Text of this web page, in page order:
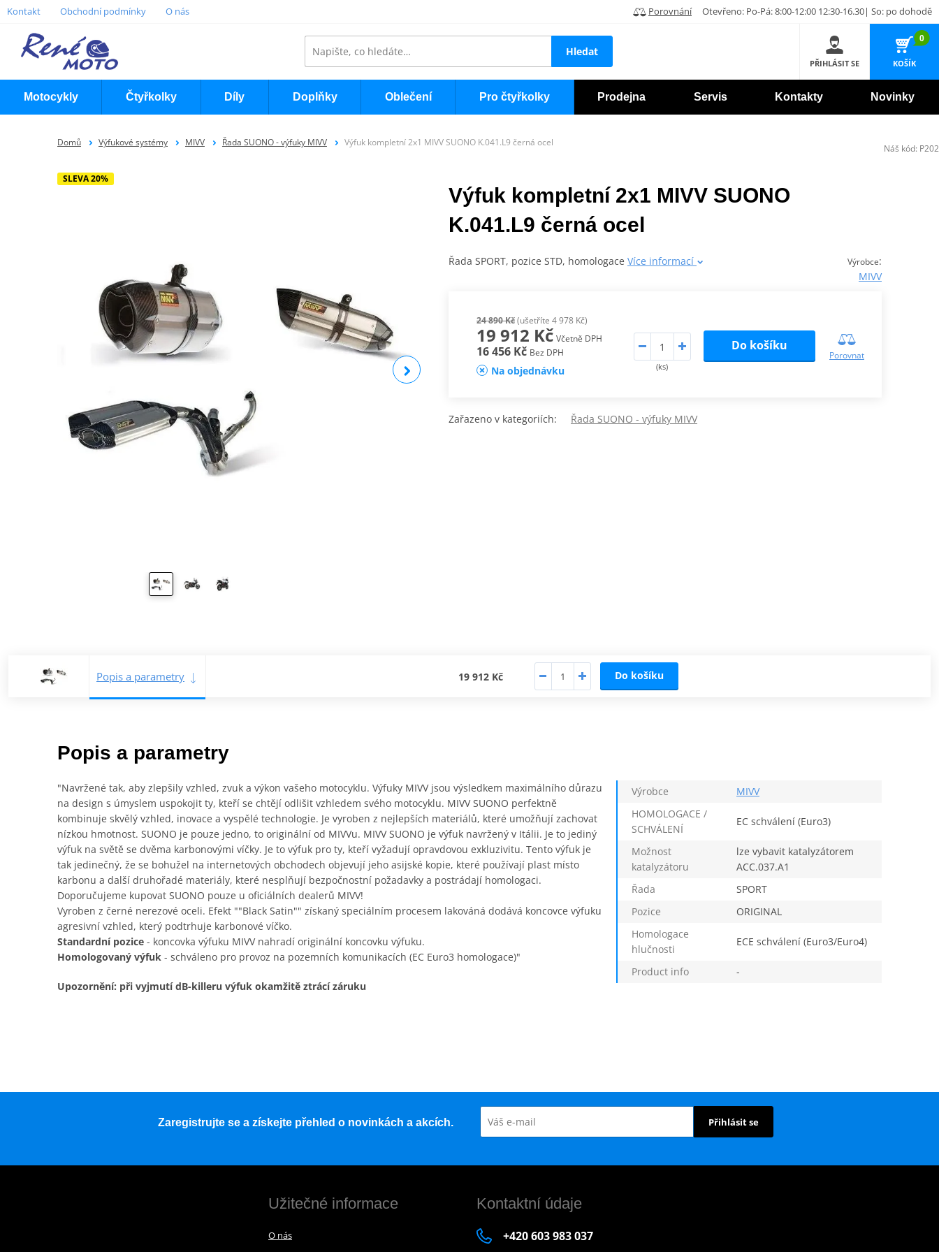
Kontakt Obchodní podmínky O nás Porovnání Otevřeno: Po-Pá: 8:00-12:00 12:30-16.30| So: po dohodě
Hledat
PŘIHLÁSIT SE
0
KOŠÍK
Motocykly Čtyřkolky Díly Doplňky Oblečení Pro čtyřkolky Prodejna Servis Kontakty Novinky
Domů Výfukové systémy MIVV Řada SUONO - výfuky MIVV Výfuk kompletní 2x1 MIVV SUONO K.041.L9 černá ocel
SLEVA 20%
Výfuk kompletní 2x1 MIVV SUONO
K.041.L9 černá ocel
Výrobce:
MIVV
Řada SPORT, pozice STD, homologace Více informací
24 890 Kč(ušetříte 4 978 Kč)
19 912 Kč Včetně DPH
16 456 Kč Bez DPH
Na objednávku (ks)
Do košíku
Porovnat
Zařazeno v kategoriích: Řada SUONO - výfuky MIVV
Popis a parametry 19 912 Kč Do košíku
Popis a parametry
"Navržené tak, aby zlepšily vzhled, zvuk a výkon vašeho motocyklu. Výfuky MIVV jsou výsledkem maximálního důrazu
na design s úmyslem uspokojit ty, kteří se chtějí odlišit vzhledem svého motocyklu. MIVV SUONO perfektně
kombinuje skvělý vzhled, inovace a vyspělé technologie. Je vyroben z nejlepších materiálů, které umožňují zachovat
nízkou hmotnost. SUONO je pouze jedno, to originální od MIVVu. MIVV SUONO je výfuk navržený v Itálii. Je to jediný
výfuk na světě se dvěma karbonovými víčky. Je to výfuk pro ty, kteří vyžadují opravdovou exkluzivitu. Tento výfuk je
tak jedinečný, že se bohužel na internetových obchodech objevují jeho asijské kopie, které používají plast místo
karbonu a další druhořadé materiály, které nesplňují bezpočnostní požadavky a postrádají homologaci.
Doporučujeme kupovat SUONO pouze u oficiálních dealerů MIVV!
Vyroben z černé nerezové oceli. Efekt ""Black Satin"" získaný speciálním procesem lakováná dodává koncovce výfuku
agresivní vzhled, který podtrhuje karbonové víčko.
Standardní pozice - koncovka výfuku MIVV nahradí originální koncovku výfuku.
Homologovaný výfuk - schváleno pro provoz na pozemních komunikacích (EC Euro3 homologace)"
Upozornění: při vyjmutí dB-killeru výfuk okamžitě ztrácí záruku
Výrobce
MIVV
HOMOLOGACE /
SCHVÁLENÍ
EC schválení (Euro3)
Možnost
katalyzátoru
lze vybavit katalyzátorem
ACC.037.A1
Řada
SPORT
Pozice
ORIGINAL
Homologace
hlučnosti
ECE schválení (Euro3/Euro4)
Product info -
Náš kód: P202
Zaregistrujte se a získejte přehled o novinkách a akcích. Přihlásit se
Užitečné informace
O nás
Kontaktní údaje
+420 603 983 037